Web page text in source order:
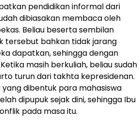
pendidikan informal dari
dibiasakan membaca oleh
Beliau beserta sembilan
tersebut bahkan tidak jarang
dapatkan, sehingga dengan
masih berkuliah, beliau sudah
turun dari takhta kepresidenan.
dibentuk para mahasiswa
dipupuk sejak dini, sehingga Ibu
pada masa itu.